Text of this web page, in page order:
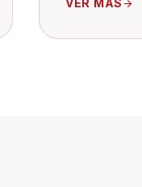
VER MÁS arrow_forward